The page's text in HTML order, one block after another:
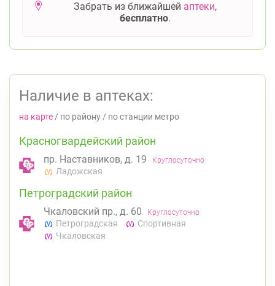
Забрать из ближайшей аптеки,
бесплатно.
Наличие в аптеках:
на карте / по району / по станции метро
Красногвардейский район
пр. Наставников, д. 19 Круглосуточно
Ладожская
Петроградский район
Чкаловский пр., д. 60 Круглосуточно
Петроградская
Спортивная
Чкаловская